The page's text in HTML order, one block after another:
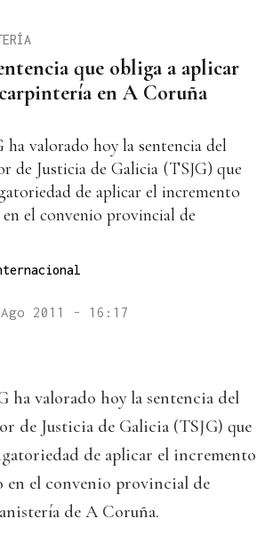
que obliga a aplicar
en A Coruña
valorado hoy la sentencia del
de Justicia de Galicia (TSJG) que
de aplicar el incremento
el convenio provincial de
2011 - 16:17
ha valorado hoy la sentencia del
de Justicia de Galicia (TSJG) que
de aplicar el incremento
en el convenio provincial de
de A Coruña.